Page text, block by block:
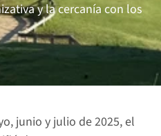
y la cercanía con los
junio y julio de 2025, el